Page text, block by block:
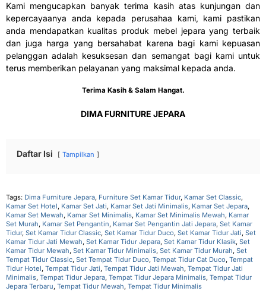
Kami mengucapkan banyak terima kasih atas kunjungan dan
kepercayaanya anda kepada perusahaa kami, kami pastikan
anda mendapatkan kualitas produk mebel jepara yang terbaik
dan juga harga yang bersahabat karena bagi kami kepuasan
pelanggan adalah kesuksesan dan semangat bagi kami untuk
terus memberikan pelayanan yang maksimal kepada anda.
Terima Kasih & Salam Hangat.
DIMA FURNITURE JEPARA
Daftar Isi Tampilkan
Tags: Dima Furniture Jepara, Furniture Set Kamar Tidur, Kamar Set Classic,
Kamar Set Hotel, Kamar Set Jati, Kamar Set Jati Minimalis, Kamar Set Jepara,
Kamar Set Mewah, Kamar Set Minimalis, Kamar Set Minimalis Mewah, Kamar
Set Murah, Kamar Set Pengantin, Kamar Set Pengantin Jati Jepara, Set Kamar
Tidur, Set Kamar Tidur Classic, Set Kamar Tidur Duco, Set Kamar Tidur Jati, Set
Kamar Tidur Jati Mewah, Set Kamar Tidur Jepara, Set Kamar Tidur Klasik, Set
Kamar Tidur Mewah, Set Kamar Tidur Minimalis, Set Kamar Tidur Murah, Set
Tempat Tidur Classic, Set Tempat Tidur Duco, Tempat Tidur Cat Duco, Tempat
Tidur Hotel, Tempat Tidur Jati, Tempat Tidur Jati Mewah, Tempat Tidur Jati
Minimalis, Tempat Tidur Jepara, Tempat Tidur Jepara Minimalis, Tempat Tidur
Jepara Terbaru, Tempat Tidur Mewah, Tempat Tidur Minimalis